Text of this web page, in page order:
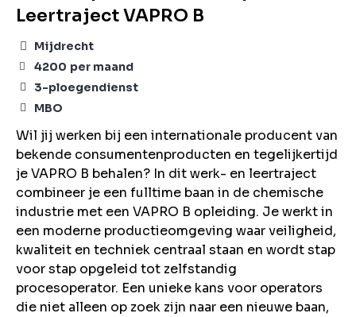
Leertraject VAPRO B
Mijdrecht
4200 per maand
3-ploegendienst
MBO
Wil jij werken bij een internationale producent van
bekende consumentenproducten en tegelijkertijd
je VAPRO B behalen? In dit werk- en leertraject
combineer je een fulltime baan in de chemische
industrie met een VAPRO B opleiding. Je werkt in
een moderne productieomgeving waar veiligheid,
kwaliteit en techniek centraal staan en wordt stap
voor stap opgeleid tot zelfstandig
procesoperator. Een unieke kans voor operators
die niet alleen op zoek zijn naar een nieuwe baan,